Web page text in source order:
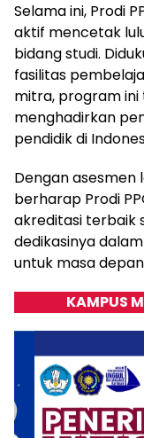
Selama ini, Prodi
aktif mencetak
bidang studi.
fasilitas
mitra, program
menghadirkan
pendidik di
Dengan asesmen
berharap Prodi
akreditasi terbaik
dedikasinya
untuk masa
KAMPUS